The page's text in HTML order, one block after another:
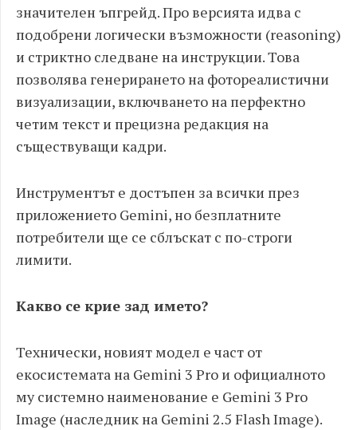
значителен ъпгрейд. Про версията идва с
подобрени логически възможности (reasoning)
и стриктно следване на инструкции. Това
позволява генерирането на фотореалистични
визуализации, включването на перфектно
четим текст и прецизна редакция на
съществуващи кадри.
Инструментът е достъпен за всички през
приложението Gemini, но безплатните
потребители ще се сблъскат с по-строги
лимити.
Какво се крие зад името?
Технически, новият модел е част от
екосистемата на Gemini 3 Pro и официалното
му системно наименование е Gemini 3 Pro
Image (наследник на Gemini 2.5 Flash Image).